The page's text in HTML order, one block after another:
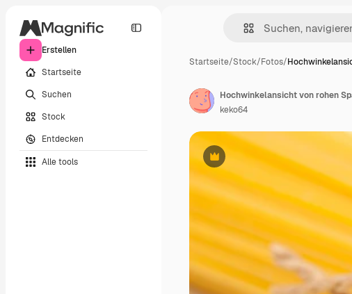
Erstellen
Startseite
Suchen
Stock
Entdecken
Alle tools
Startseite/Stock/Fotos/
Premium
Hochwinkelansicht von rohen
keko64